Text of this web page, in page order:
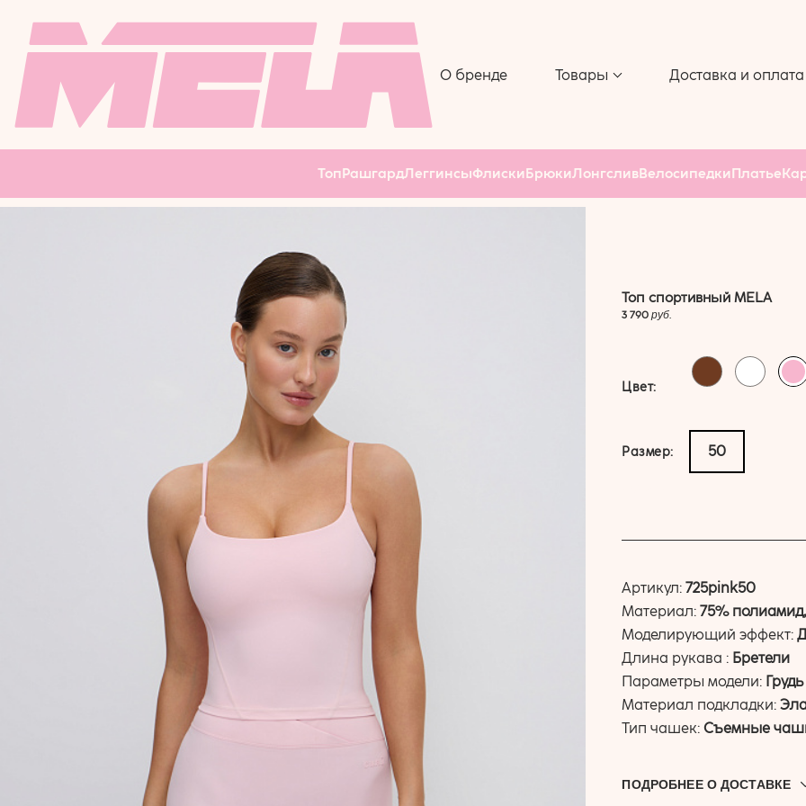
О бренде Товары Доставка и оплата
ФЛИСКИ
ВЕЛОСИПЕДКИ
ПЛАТЬЕ
КАРДИГАН
ФИТНЕСА
МАССАЖНЫЙ РОЛИК
БОДИБАР
ТопРашгардЛеггинсыФлискиБрюкиЛонгсливВелосипедкиПлатье
Топ спортивный MELA
3 790руб.
Цвет:
Размер: 50
Артикул:725pink50
Материал:75%
Моделирующий эффект:
Длина рукава : Бретели
Параметры модели:
Материал подкладки:
Тип чашек:Съемные
ПОДРОБНЕЕ О ДОСТАВКЕ